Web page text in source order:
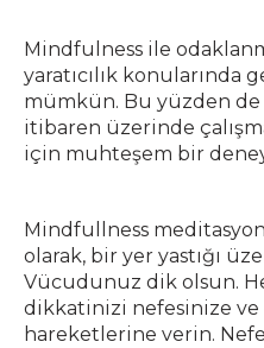
Mindfulness ile
yaratıcılık konularında
mümkün. Bu yüzden
itibaren üzerinde
için muhteşem bir
Mindfullness
olarak, bir yer yastığı
Vücudunuz dik olsun.
dikkatinizi nefesinize ve
hareketlerine verin.